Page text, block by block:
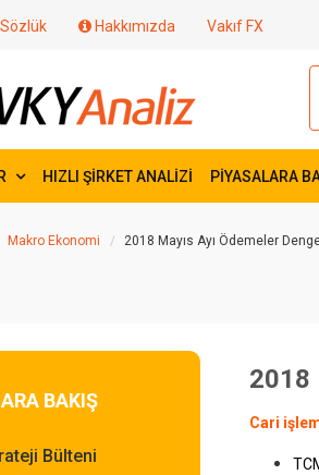
Hakkımızda Vakıf FX
HIZLI ŞİRKET ANALİZİ PİYASALARA
Makro Ekonomi 2018 Mayıs Ayı Ödemeler
BAKIŞ
Bülteni
2018
Cari